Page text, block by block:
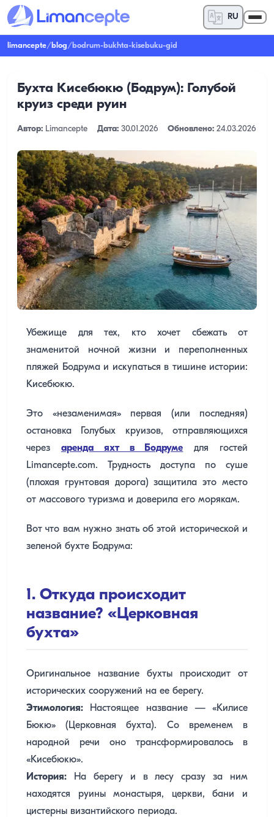
RU
limancepte/blog/bodrum-bukhta-kisebuku-gid
Бухта Кисебюкю (Бодрум): Голубой
круиз среди руин
Автор: Limancepte Дата: 30.01.2026 Обновлено: 24.03.2026
Убежище для тех, кто хочет сбежать от
знаменитой ночной жизни и переполненных
пляжей Бодрума и искупаться в тишине истории:
Кисебюкю.
Это «незаменимая» первая (или последняя)
остановка Голубых круизов, отправляющихся
через аренда яхт в Бодруме для гостей
Limancepte.com. Трудность доступа по суше
(плохая грунтовая дорога) защитила это место
от массового туризма и доверила его морякам.
Вот что вам нужно знать об этой исторической и
зеленой бухте Бодрума:
1. Откуда происходит
название? «Церковная
бухта»
Оригинальное название бухты происходит от
исторических сооружений на ее берегу.
Этимология: Настоящее название — «Килисе
Бюкю» (Церковная бухта). Со временем в
народной речи оно трансформировалось в
«Кисебюкю».
История: На берегу и в лесу сразу за ним
находятся руины монастыря, церкви, бани и
цистерны византийского периода.